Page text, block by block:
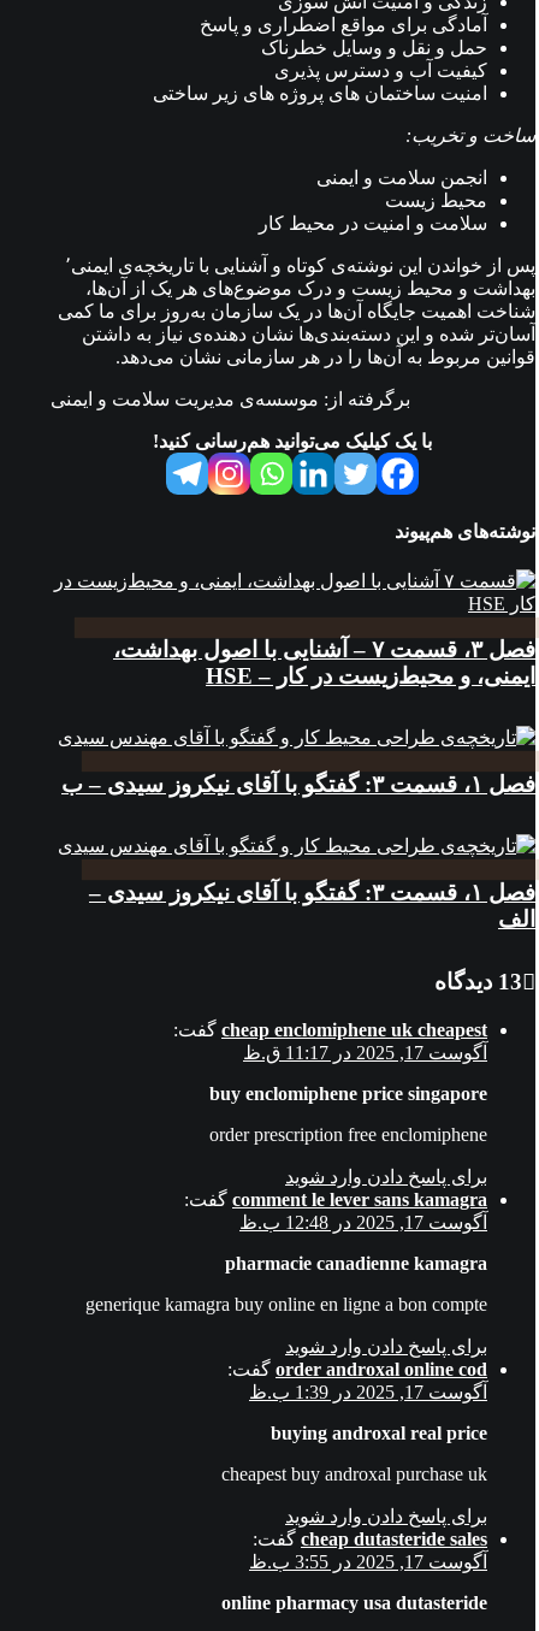
آمادگی برای مواقع اضطراری و پاسخ
حمل و نقل و وسایل خطرناک
کیفیت آب و دسترس پذیری
امنیت ساختمان های پروژه های زیر ساختی
ساخت و تخریب:
انجمن سلامت و ایمنی
محیط زیست
سلامت و امنیت در محیط کار
پس از خواندن این نوشته‌ی کوتاه و آشنایی با تاریخچه‌ی ایمنی٬
بهداشت و محیط زیست و درک موضوع‌های هر یک از آن‌ها،
شناخت اهمیت جایگاه آن‌ها در یک سازمان به‌روز برای ما کمی
آسان‌تر شده و این دسته‌بندی‌ها نشان دهنده‌ی نیاز به داشتن
قوانین مربوط به آن‌ها را در هر سازمانی نشان می‌دهد.
برگرفته از: موسسه‌ی مدیریت سلامت و ایمنی
با یک کیلیک می‌توانید هم‌رسانی کنید!
نوشته‌های هم‌پیوند
فصل ۳، قسمت ۷ – آشنایی با اصول بهداشت،
ایمنی، و محیط‌زیست در کار – HSE
فصل ۱، قسمت ۳: گفتگو با آقای نیکروز سیدی – ب
فصل ۱، قسمت ۳: گفتگو با آقای نیکروز سیدی –
الف
13 دیدگاه
cheap enclomiphene uk cheapest گفت:
آگوست 17, 2025 در 11:17 ق.ظ
buy enclomiphene price singapore
order prescription free enclomiphene
برای پاسخ دادن وارد شوید
comment le lever sans kamagra گفت:
آگوست 17, 2025 در 12:48 ب.ظ
pharmacie canadienne kamagra
generique kamagra buy online en ligne a bon compte
برای پاسخ دادن وارد شوید
order androxal online cod گفت:
آگوست 17, 2025 در 1:39 ب.ظ
buying androxal real price
cheapest buy androxal purchase uk
برای پاسخ دادن وارد شوید
cheap dutasteride sales گفت:
آگوست 17, 2025 در 3:55 ب.ظ
online pharmacy usa dutasteride